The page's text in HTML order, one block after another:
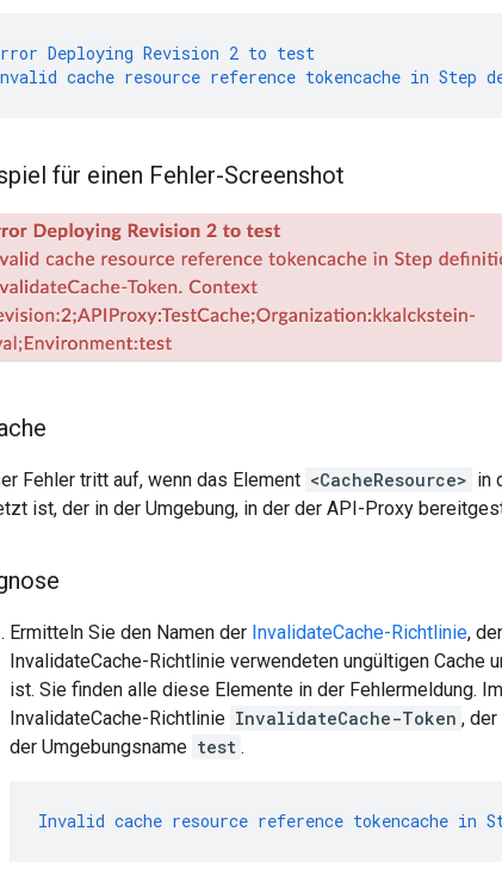
Deploying Revision 2 to test
cache resource reference tokencache in Step
für einen Fehler-Screenshot
Fehler tritt auf, wenn das Element <CacheResource> in
ist, der in der Umgebung, in der der API-Proxy
Ermitteln Sie den Namen der InvalidateCache-Richtlinie,
InvalidateCache-Richtlinie verwendeten ungültigen Cache
ist. Sie finden alle diese Elemente in der Fehlermeldung.
InvalidateCache-Richtlinie InvalidateCache-Token ,
der Umgebungsname test .
Invalid cache resource reference tokencache in